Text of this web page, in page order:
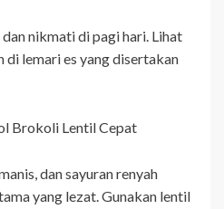
nikmati di pagi hari. Lihat
di lemari es yang disertakan
Brokoli Lentil Cepat
dan sayuran renyah
yang lezat. Gunakan lentil